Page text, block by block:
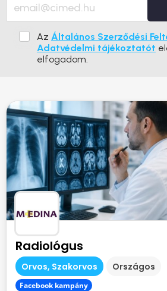
Az Általános Szerződési
Adatvédelmi tájékoztatót
elfogadom.
Radiológus
Orvos, Szakorvos Országos
Facebook kampány